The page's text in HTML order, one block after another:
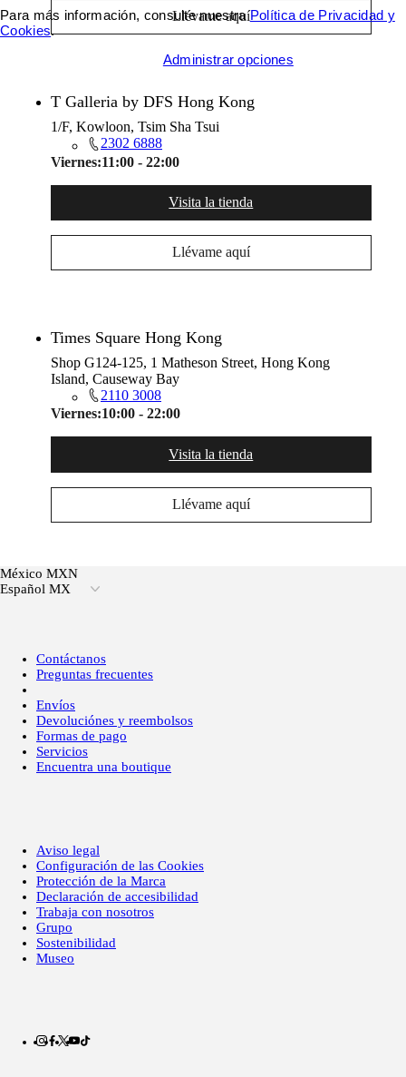
Llévame aquí
T Galleria by DFS Hong Kong
1/F, Kowloon, Tsim Sha Tsui
2302 6888
Viernes:11:00 - 22:00
Visita la tienda
Llévame aquí
Times Square Hong Kong
Shop G124-125, 1 Matheson Street, Hong Kong
Island, Causeway Bay
2110 3008
Viernes:10:00 - 22:00
Visita la tienda
Llévame aquí
México MXN
Español MX
Contáctanos
Preguntas frecuentes
Envíos
Devoluciónes y reembolsos
Formas de pago
Servicios
Encuentra una boutique
Aviso legal
Configuración de las Cookies
Protección de la Marca
Declaración de accesibilidad
Trabaja con nosotros
Grupo
Sostenibilidad
Museo
Para más información, consulte nuestraPolítica de Privacidad y
Cookies.
Administrar opciones